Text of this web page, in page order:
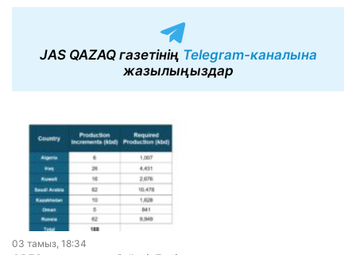
JAS QAZAQ газетінің Telegram-каналына
жазылыңыздар
03 тамыз, 18:34